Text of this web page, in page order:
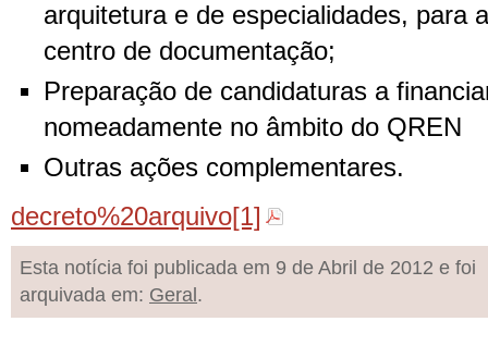
arquitetura e de especialidades, para
centro de documentação;
Preparação de candidaturas a
nomeadamente no âmbito do QREN
Outras ações complementares.
decreto%20arquivo[1]
Esta notícia foi publicada em 9 de Abril de 2012 e foi
arquivada em: Geral .